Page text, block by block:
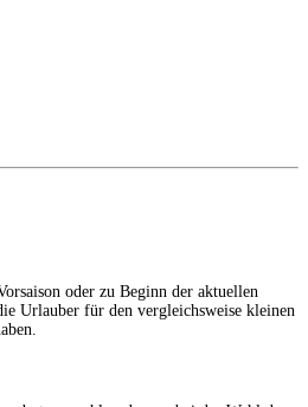
oder zu Beginn der aktuellen
Urlauber für den vergleichsweise kleinen